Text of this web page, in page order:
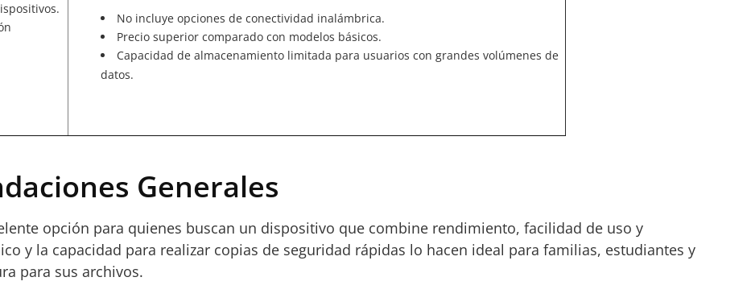
No incluye opciones de conectividad inalámbrica.
Precio superior comparado con modelos básicos.
Capacidad de almacenamiento limitada para usuarios con grandes volúmenes de
datos.
Generales
opción para quienes buscan un dispositivo que combine rendimiento, facilidad de uso y
y la capacidad para realizar copias de seguridad rápidas lo hacen ideal para familias, estudiantes y
para sus archivos.